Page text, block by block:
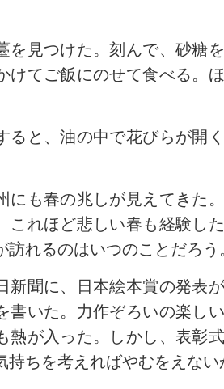
見つけた。刻んで、砂糖
けてご飯にのせて食べる。
と、油の中で花びらが開
も春の兆しが見えてきた
これほど悲しい春も経験し
訪れるのはいつのことだろう
聞に、日本絵本賞の発表
書いた。力作ぞろいの楽し
熱が入った。しかし、表彰
持ちを考えればやむをえな